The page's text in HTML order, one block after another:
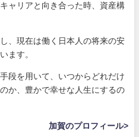
ャリアと向き合った時、資産構
、現在は働く日本人の将来の安
ます。
段を用いて、いつからどれだけ
か、豊かで幸せな人生にするの
加賀のプロフィール>